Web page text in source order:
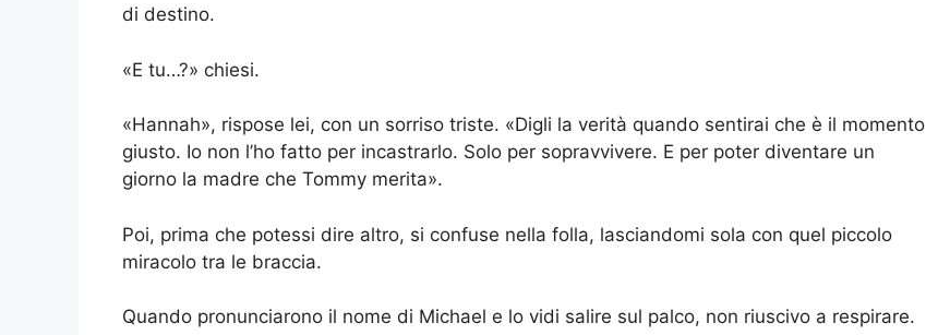
di destino.
«E tu…?» chiesi.
«Hannah», rispose lei, con un sorriso triste. «Digli la verità quando sentirai che è il momento
giusto. Io non l’ho fatto per incastrarlo. Solo per sopravvivere. E per poter diventare un
giorno la madre che Tommy merita».
Poi, prima che potessi dire altro, si confuse nella folla, lasciandomi sola con quel piccolo
miracolo tra le braccia.
Quando pronunciarono il nome di Michael e lo vidi salire sul palco, non riuscivo a respirare.